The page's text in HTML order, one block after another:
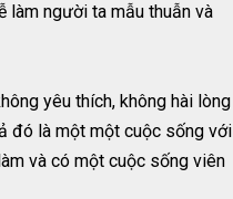
làm người ta mẫu thuẫn và
yêu thích, không hài lòng
đó là một một cuộc sống với
và có một cuộc sống viên